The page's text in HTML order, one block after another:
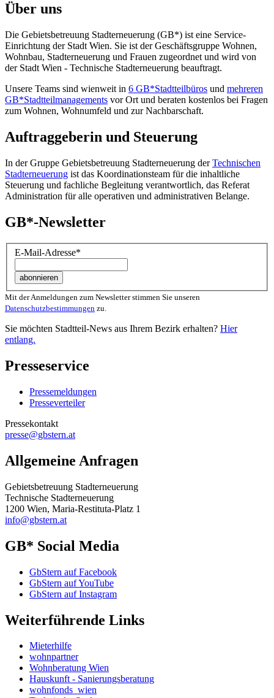
Über uns
Die Gebietsbetreuung Stadterneuerung (GB*) ist eine Service-
Einrichtung der Stadt Wien. Sie ist der Geschäfts­gruppe Wohnen,
Wohnbau, Stadt­erneuerung und Frauen zugeordnet und wird von
der Stadt Wien - Technische Stadterneuerung beauftragt.
Unsere Teams sind wienweit in 6 GB*Stadtteilbüros und mehreren
GB*Stadtteilmanagements vor Ort und beraten kostenlos bei Fragen
zum Wohnen, Wohnumfeld und zur Nachbarschaft.
Auftraggeberin und Steuerung
In der Gruppe Gebietsbetreuung Stadterneuerung derTechnischen
Stadterneuerung ist das Koordinationsteam für die inhaltliche
Steuerung und fachliche Begleitung verantwortlich, das Referat
Administration für alle operativen und administrativen Belange.
GB*-Newsletter
E-Mail-Adresse*
Mit der Anmeldungen zum Newsletter stimmen Sie unseren
Datenschutzbestimmungen zu.
Sie möchten Stadtteil-News aus Ihrem Bezirk erhalten? Hier
entlang.
Presseservice
Pressemeldungen
Presseverteiler
Pressekontakt
presse@gbstern.at
Allgemeine Anfragen
Gebietsbetreuung Stadterneuerung
Technische Stadterneuerung
1200 Wien, Maria-Restituta-Platz 1
info@gbstern.at
GB* Social Media
GbStern auf Facebook
GbStern auf YouTube
GbStern auf Instagram
Weiterführende Links
Mieterhilfe
wohnpartner
Wohnberatung Wien
Hauskunft - Sanierungsberatung
wohnfonds_wien